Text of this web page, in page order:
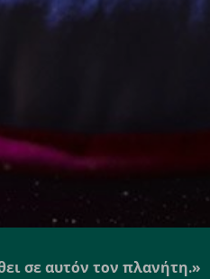
σε αυτόν τον πλανήτη.»